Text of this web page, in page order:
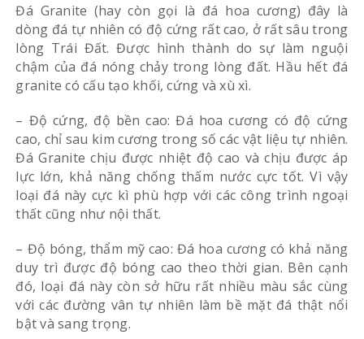
Đá Granite (hay còn gọi là đá hoa cương) đây là
dòng đá tự nhiên có độ cứng rất cao, ở rất sâu trong
lòng Trái Đất. Được hình thành do sự làm nguội
chậm của đá nóng chảy trong lòng đất. Hầu hết đá
granite có cấu tạo khối, cứng và xù xì.
– Độ cứng, độ bền cao: Đá hoa cương có độ cứng
cao, chỉ sau kim cương trong số các vật liệu tự nhiên.
Đá Granite chịu được nhiệt độ cao và chịu được áp
lực lớn, khả năng chống thấm nước cực tốt. Vì vậy
loại đá này cực kì phù hợp với các công trình ngoại
thất cũng như nội thất.
– Độ bóng, thẩm mỹ cao: Đá hoa cương có khả năng
duy trì được độ bóng cao theo thời gian. Bên cạnh
đó, loại đá này còn sở hữu rất nhiều màu sắc cùng
với các đường vân tự nhiên làm bề mặt đá thật nổi
bật và sang trọng.